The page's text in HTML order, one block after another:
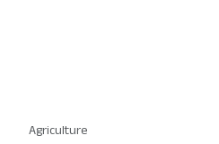
Agriculture